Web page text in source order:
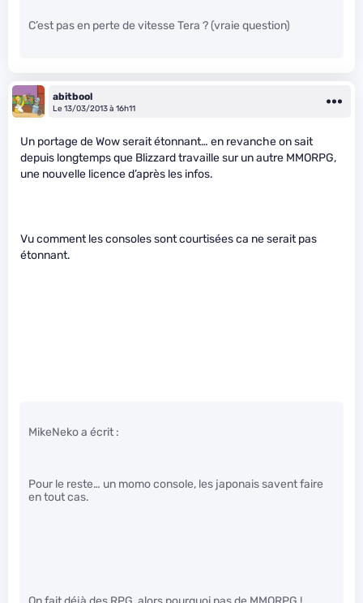
C’est pas en perte de vitesse Tera ? (vraie question)
abitbool
Le 13/03/2013 à 16h11
Un portage de Wow serait étonnant… en revanche on sait
depuis longtemps que Blizzard travaille sur un autre MMORPG,
une nouvelle licence d’après les infos.
Vu comment les consoles sont courtisées ca ne serait pas
étonnant.
MikeNeko a écrit :
Pour le reste… un momo console, les japonais savent faire
en tout cas.